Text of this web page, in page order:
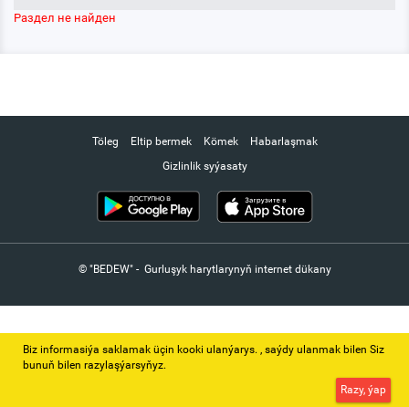
Раздел не найден
Töleg Eltip bermek Kömek
Habarlaşmak
Gizlinlik syýasaty
© "BEDEW" - Gurluşyk harytlarynyň internet dükany
Biz informasiýa saklamak üçin kooki ulanýarys. ‚ saýdy ulanmak bilen Siz
bunuň bilen razylaşýarsyňyz.
Razy, ýap